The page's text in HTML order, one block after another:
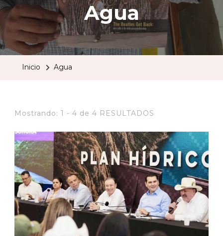
Agua
Inicio Agua
Mostrando: 1 - 4 de 4 RESULTADOS